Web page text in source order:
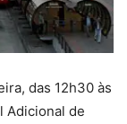
das 12h30 às
Adicional de